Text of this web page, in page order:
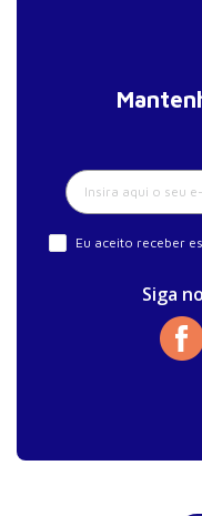
Eu aceito receber
Siga